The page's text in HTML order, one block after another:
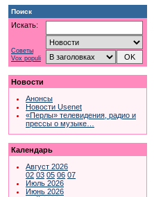
Поиск
Искать:
Советы
Vox populi
Новости
Анонсы
Новости Usenet
«Перлы» телевидения, радио и
прессы о музыке…
Календарь
Август 2026
02 03 05 06 07
Июль 2026
Июнь 2026